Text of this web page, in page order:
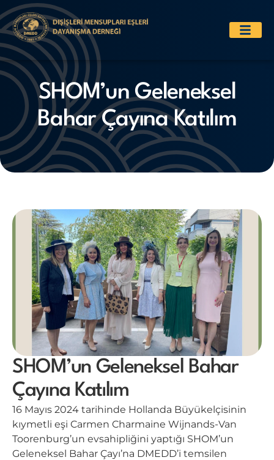
SHOM’un Geleneksel
Bahar Çayına Katılım
SHOM’un Geleneksel Bahar
Çayına Katılım
16 Mayıs 2024 tarihinde Hollanda Büyükelçisinin
kıymetli eşi Carmen Charmaine Wijnands-Van
Toorenburg’un evsahipliğini yaptığı SHOM’un
Geleneksel Bahar Çayı’na DMEDD’i temsilen